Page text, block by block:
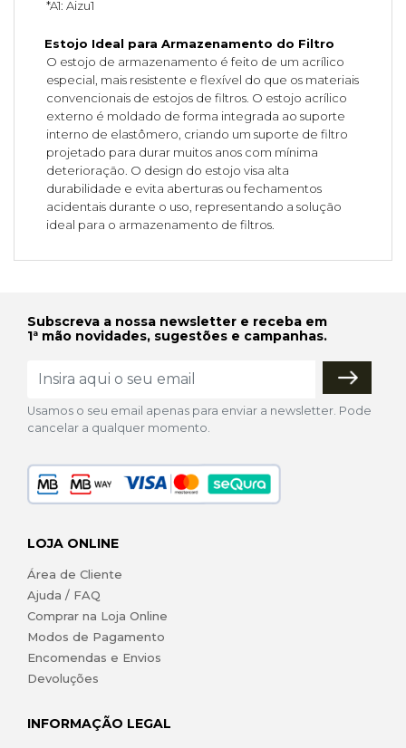
*A1: Aizu1
Estojo Ideal para Armazenamento do Filtro
O estojo de armazenamento é feito de um acrílico
especial, mais resistente e flexível do que os materiais
convencionais de estojos de filtros. O estojo acrílico
externo é moldado de forma integrada ao suporte
interno de elastômero, criando um suporte de filtro
projetado para durar muitos anos com mínima
deterioração. O design do estojo visa alta
durabilidade e evita aberturas ou fechamentos
acidentais durante o uso, representando a solução
ideal para o armazenamento de filtros.
Subscreva a nossa newsletter e receba em
1ª mão novidades, sugestões e campanhas.
Usamos o seu email apenas para enviar a newsletter. Pode
cancelar a qualquer momento.
LOJA ONLINE
Área de Cliente
Ajuda / FAQ
Comprar na Loja Online
Modos de Pagamento
Encomendas e Envios
Devoluções
INFORMAÇÃO LEGAL